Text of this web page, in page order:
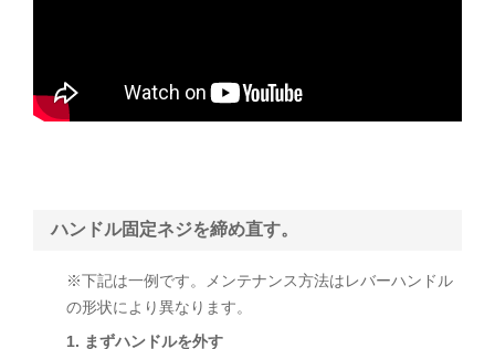
ハンドル固定ネジを締め直す。
※下記は一例です。メンテナンス方法はレバーハンドル
の形状により異なります。
1. まずハンドルを外す